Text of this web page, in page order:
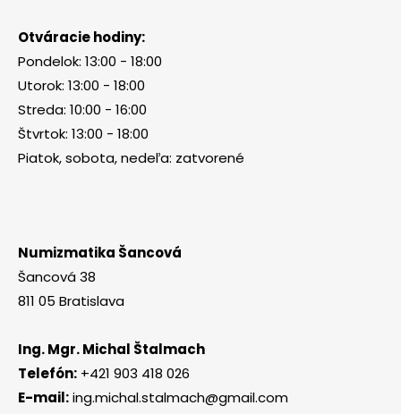
Otváracie hodiny:
Pondelok: 13:00 - 18:00
Utorok: 13:00 - 18:00
Streda: 10:00 - 16:00
Štvrtok: 13:00 - 18:00
Piatok, sobota, nedeľa: zatvorené
Numizmatika Šancová
Šancová 38
811 05 Bratislava
Ing. Mgr. Michal Štalmach
Telefón: +421 903 418 026
E-mail:ing.michal.stalmach@gmail.com